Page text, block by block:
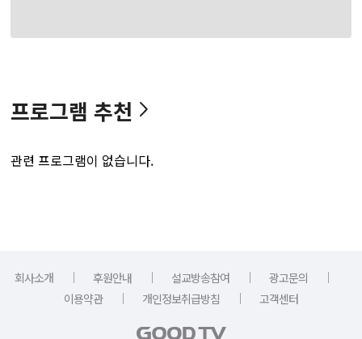
프로그램 추천
관련 프로그램이 없습니다.
회사소개 ｜ 후원안내 ｜ 설교방송참여 ｜ 광고문의
｜
이용약관
｜ 개인정보취급방침 ｜ 고객센터